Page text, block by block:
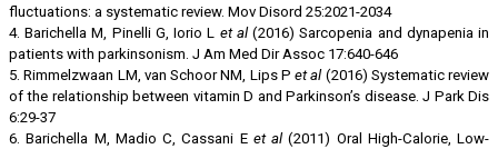
fluctuations: a systematic review. Mov Disord 25:2021-2034
4. Barichella M, Pinelli G, Iorio L et al(2016) Sarcopenia and dynapenia in
patients with parkinsonism. J Am Med Dir Assoc 17:640-646
5. Rimmelzwaan LM, van Schoor NM, Lips P et al(2016) Systematic review
of the relationship between vitamin D and Parkinson’s disease. J Park Dis
6:29-37
6. Barichella M, Madio C, Cassani E et al(2011) Oral High-Calorie, Low-